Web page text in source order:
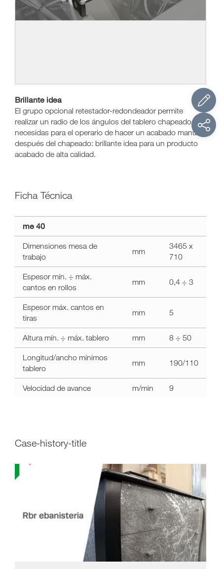
Brillante idea
El grupo opcional retestador-redondeador permite
realizar un radio de los ángulos del tablero chapeado sin
necesidas para el operario de hacer un acabado manual
después del chapeado: brillante idea para un producto
acabado de alta calidad.
Ficha Técnica
a11y.label.technical_data
me
me 40
Dimensiones mesa de
trabajo
mm
3465 x
710
Espesor mín. ÷ máx.
cantos en rollos
mm 0,4 ÷ 3
Espesor máx. cantos en
tiras
mm 5
Altura mín. ÷ máx. tablero mm 8 ÷ 50
Longitud/ancho mínimos
tablero
mm 190/110
Velocidad de avance m/min 9
case-history-title